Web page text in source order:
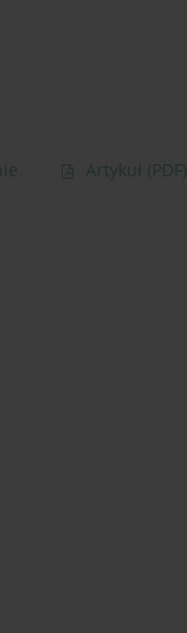
Artykuł (PDF)